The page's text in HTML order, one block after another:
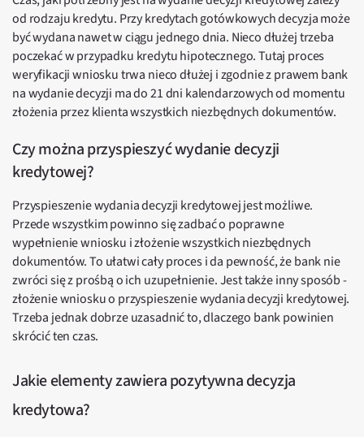
od rodzaju kredytu. Przy kredytach gotówkowych decyzja może
być wydana nawet w ciągu jednego dnia. Nieco dłużej trzeba
poczekać w przypadku kredytu hipotecznego. Tutaj proces
weryfikacji wniosku trwa nieco dłużej i zgodnie z prawem bank
na wydanie decyzji ma do 21 dni kalendarzowych od momentu
złożenia przez klienta wszystkich niezbędnych dokumentów.
Czy można przyspieszyć wydanie decyzji
kredytowej?
Przyspieszenie wydania decyzji kredytowej jest możliwe.
Przede wszystkim powinno się zadbać o poprawne
wypełnienie wniosku i złożenie wszystkich niezbędnych
dokumentów. To ułatwi cały proces i da pewność, że bank nie
zwróci się z prośbą o ich uzupełnienie. Jest także inny sposób -
złożenie wniosku o przyspieszenie wydania decyzji kredytowej.
Trzeba jednak dobrze uzasadnić to, dlaczego bank powinien
skrócić ten czas.
Jakie elementy zawiera pozytywna decyzja
kredytowa?